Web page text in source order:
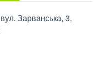
вул. Зарванська, 3,